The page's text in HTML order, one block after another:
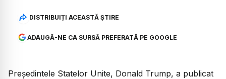
DISTRIBUIȚI ACEASTĂ ȘTIRE
ADAUGĂ-NE CA SURSĂ PREFERATĂ PE GOOGLE
Președintele Statelor Unite, Donald Trump, a publicat